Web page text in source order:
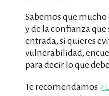
Sabemos que
y de la confianza que
entrada, si quieres
vulnerabilidad,
para decir lo que
Te recomendamos7